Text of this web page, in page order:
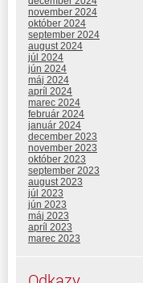
november 2024
október 2024
september 2024
august 2024
júl 2024
jún 2024
máj 2024
apríl 2024
marec 2024
február 2024
január 2024
december 2023
november 2023
október 2023
september 2023
august 2023
júl 2023
jún 2023
máj 2023
apríl 2023
marec 2023